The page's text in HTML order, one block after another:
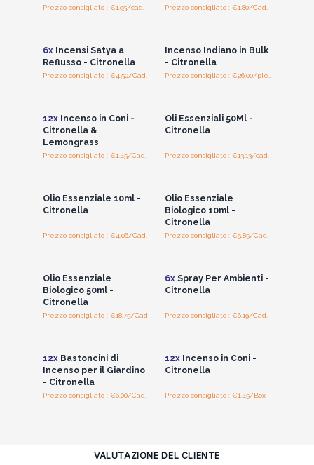
Prezzo consigliato : €1.95/cad. Prezzo consigliato : €1.80/Cad.
6xIncensi Satya a
Reflusso - Citronella
Prezzo consigliato : €4.50/Cad.
Incenso Indiano in Bulk
- Citronella
12xIncenso in Coni -
Citronella &
Lemongrass
Prezzo consigliato : €1.45/Cad.
Oli Essenziali 50Ml -
Citronella
Prezzo consigliato : €13.13/cad.
Olio Essenziale 10ml -
Citronella
Prezzo consigliato : €4.06/Cad.
Olio Essenziale
Biologico 10ml -
Citronella
Prezzo consigliato : €5.85/Cad.
Olio Essenziale
Biologico 50ml -
Citronella
Prezzo consigliato : €18.75/Cad
6xSpray Per Ambienti -
Citronella
Prezzo consigliato : €6.19/Cad.
12xBastoncini di
Incenso per il Giardino
- Citronella
Prezzo consigliato : €6.00/Cad.
12xIncenso in Coni -
Citronella
Prezzo consigliato : €1.45/Box
VALUTAZIONE DEL CLIENTE